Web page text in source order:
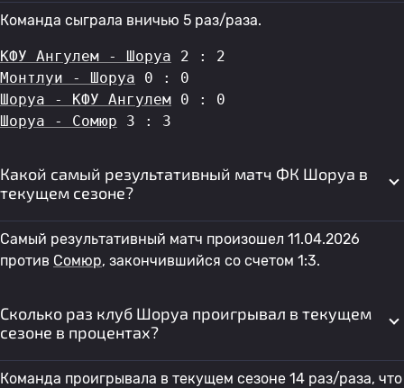
Команда сыграла вничью 5 раз/раза.
КФУ Ангулем - Шоруа 2 : 2
Монтлуи - Шоруа 0 : 0
Шоруа - КФУ Ангулем 0 : 0
Шоруа - Сомюр 3 : 3
Какой самый результативный матч ФК Шоруа в
текущем сезоне?
Самый результативный матч произошел 11.04.2026
против Сомюр, закончившийся со счетом 1:3.
Сколько раз клуб Шоруа проигрывал в текущем
сезоне в процентах?
Команда проигрывала в текущем сезоне 14 раз/раза, что